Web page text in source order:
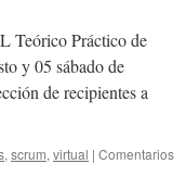
Práctico de
y 05 sábado de
de recipientes a
, scrum, virtual | Comentarios